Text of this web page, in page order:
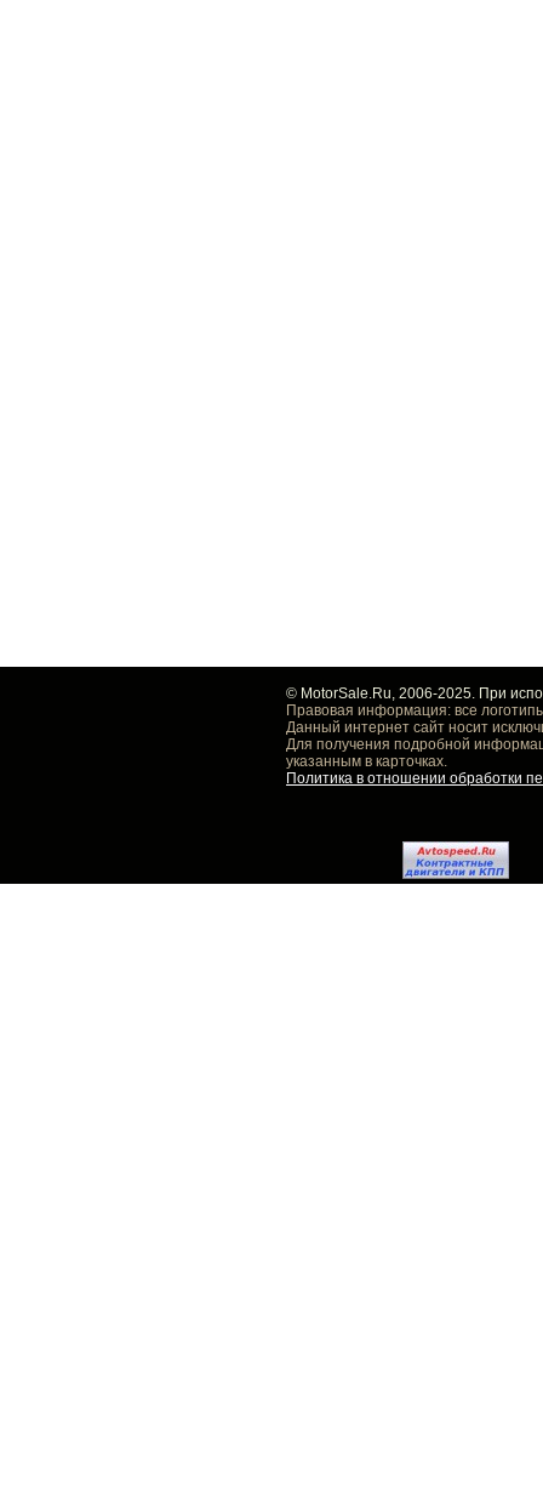
© MotorSale.Ru, 2006-2025. При
Правовая информация: все
Данный интернет сайт носит
Для получения подробной
указанным в карточках.
Политика в отношении обработки